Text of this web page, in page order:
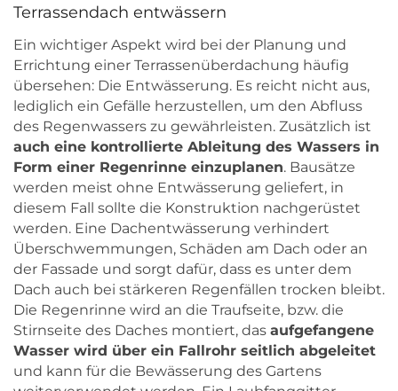
Terrassendach entwässern
Ein wichtiger Aspekt wird bei der Planung und
Errichtung einer Terrassenüberdachung häufig
übersehen: Die Entwässerung. Es reicht nicht aus,
lediglich ein Gefälle herzustellen, um den Abfluss
des Regenwassers zu gewährleisten. Zusätzlich ist
auch eine kontrollierte Ableitung des Wassers in
Form einer Regenrinne einzuplanen. Bausätze
werden meist ohne Entwässerung geliefert, in
diesem Fall sollte die Konstruktion nachgerüstet
werden. Eine Dachentwässerung verhindert
Überschwemmungen, Schäden am Dach oder an
der Fassade und sorgt dafür, dass es unter dem
Dach auch bei stärkeren Regenfällen trocken bleibt.
Die Regenrinne wird an die Traufseite, bzw. die
Stirnseite des Daches montiert, das aufgefangene
Wasser wird über ein Fallrohr seitlich abgeleitet
und kann für die Bewässerung des Gartens